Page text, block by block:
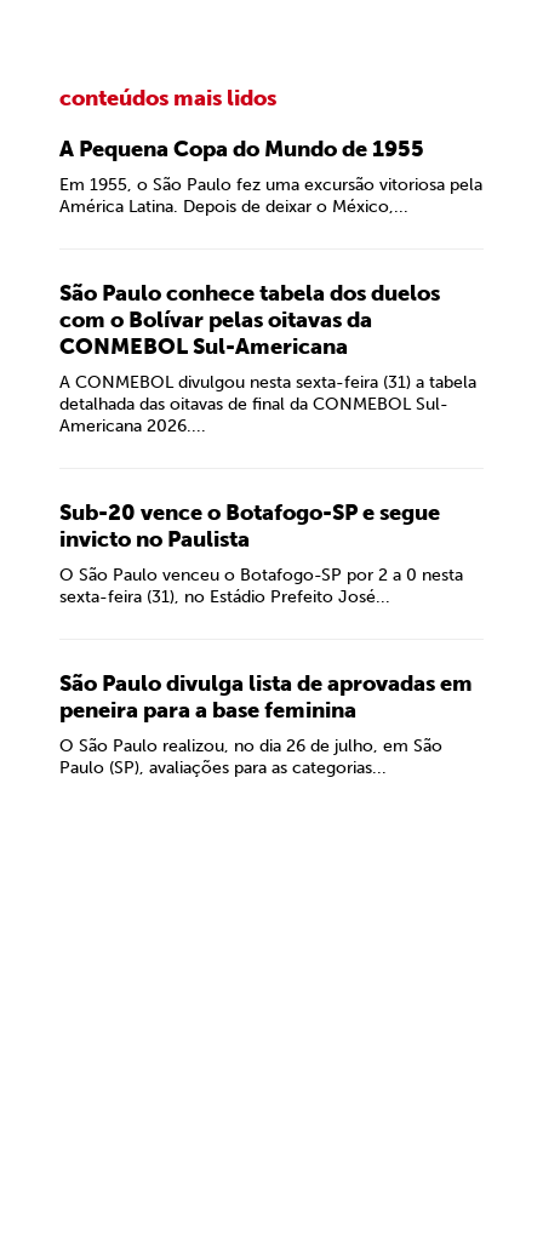
conteúdos mais lidos
A Pequena Copa do Mundo de 1955
Em 1955, o São Paulo fez uma excursão vitoriosa pela
América Latina. Depois de deixar o México,...
São Paulo conhece tabela dos duelos
com o Bolívar pelas oitavas da
CONMEBOL Sul-Americana
A CONMEBOL divulgou nesta sexta-feira (31) a tabela
detalhada das oitavas de final da CONMEBOL Sul-
Americana 2026....
Sub-20 vence o Botafogo-SP e segue
invicto no Paulista
O São Paulo venceu o Botafogo-SP por 2 a 0 nesta
sexta-feira (31), no Estádio Prefeito José...
São Paulo divulga lista de aprovadas em
peneira para a base feminina
O São Paulo realizou, no dia 26 de julho, em São
Paulo (SP), avaliações para as categorias...